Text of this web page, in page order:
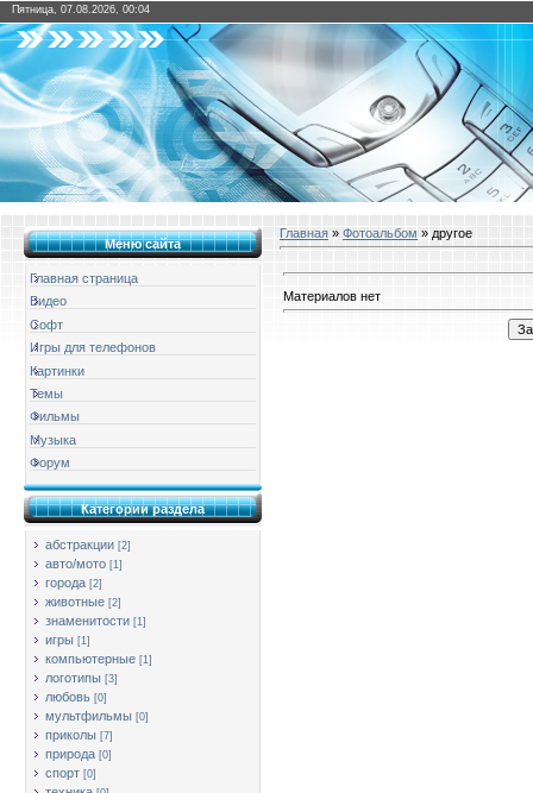
Пятница, 07.08.2026, 00:04
Меню сайта
Главная страница
Видео
Софт
Игры для телефонов
Картинки
Темы
Фильмы
Музыка
Форум
Категории раздела
абстракции [2]
авто/мото [1]
города [2]
животные [2]
знаменитости [1]
игры [1]
компьютерные [1]
логотипы [3]
любовь [0]
мультфильмы [0]
приколы [7]
природа [0]
спорт [0]
Главная » Фотоальбом » другое
Материалов нет